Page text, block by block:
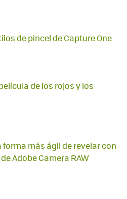
de pincel de Capture One
de los rojos y los
más ágil de revelar con
Adobe Camera RAW